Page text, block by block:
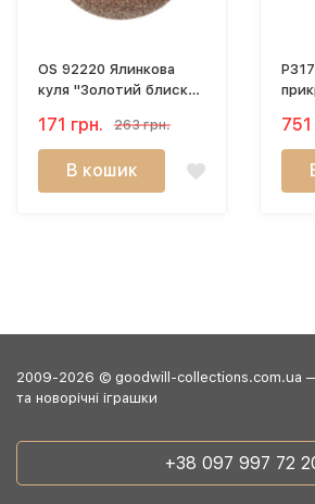
OS 92220 Ялинкова
куля "Золотий блиск"
171 грн. 263 грн.
В кошик
751
2009-2026 © goodwill-collections.com.ua —
та новорічні іграшки
+38 097 997 72